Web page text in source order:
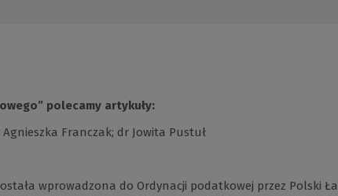
polecamy artykuły:
Franczak; dr Jowita Pustuł
wprowadzona do Ordynacji podatkowej przez Polski